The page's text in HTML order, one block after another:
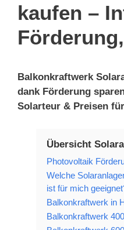
kaufen –
Balkonkraftwerk
dank Förderung
Solarteur & Preisen
Übersicht
Photovoltaik
Welche
ist für mich
Balkonkraftwerk in
Balkonkraftwerk